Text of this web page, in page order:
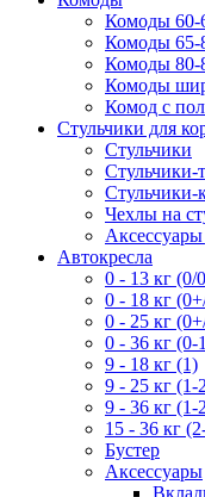
Комоды 60-
Комоды 65-
Комоды 80-
Комоды
Комод с
Стульчики для
Стульчики
Стульчики-
Стульчики-
Чехлы на
Аксессуары
Автокресла
0 - 13 кг (0/
0 - 18 кг
0 - 25 кг
0 - 36 кг (0-
9 - 18 кг (1)
9 - 25 кг (1-
9 - 36 кг (1-
15 - 36 кг
Бустер
Аксессуары